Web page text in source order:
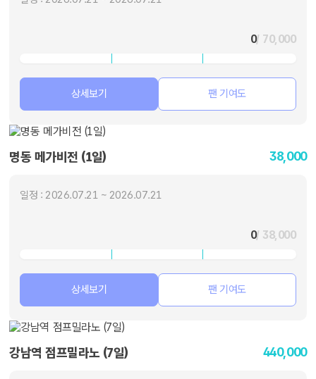
0/ 70,000
상세보기 팬 기여도
명동 메가비전 (1일) 38,000
일정 : 2026.07.21 ~ 2026.07.21
0/ 38,000
상세보기 팬 기여도
강남역 점프밀라노 (7일) 440,000